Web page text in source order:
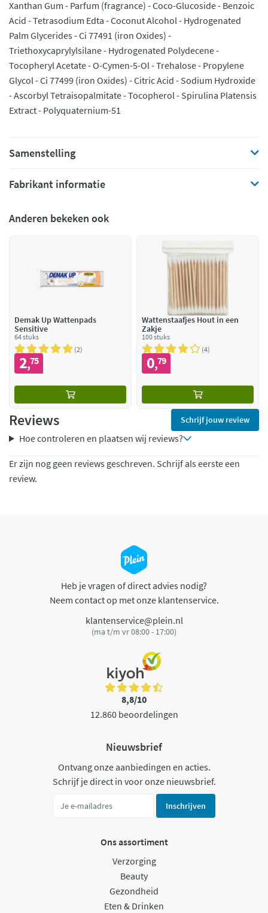
Xanthan Gum - Parfum (fragrance) - Coco-Glucoside - Benzoic
Acid - Tetrasodium Edta - Coconut Alcohol - Hydrogenated
Palm Glycerides - Ci 77491 (iron Oxides) -
Triethoxycaprylylsilane - Hydrogenated Polydecene -
Tocopheryl Acetate - O-Cymen-5-Ol - Trehalose - Propylene
Glycol - Ci 77499 (iron Oxides) - Citric Acid - Sodium Hydroxide
- Ascorbyl Tetraisopalmitate - Tocopherol - Spirulina Platensis
Extract - Polyquaternium-51
Samenstelling
Fabrikant informatie
Anderen bekeken ook
Demak Up Wattenpads
Sensitive
64 stuks
2
2,75
Wattenstaafjes Hout in een
Zakje
100 stuks
4
0,79
Reviews Schrijf jouw review
Hoe controleren en plaatsen wij reviews?
Er zijn nog geen reviews geschreven. Schrijf als eerste een
review.
Heb je vragen of direct advies nodig?
Neem contact op met onze klantenservice.
klantenservice@plein.nl
(ma t/m vr 08:00 - 17:00)
8,8/10
12.860 beoordelingen
Nieuwsbrief
Ontvang onze aanbiedingen en acties.
Schrijf je direct in voor onze nieuwsbrief.
Inschrijven
Ons assortiment
Verzorging
Beauty
Gezondheid
Eten & Drinken